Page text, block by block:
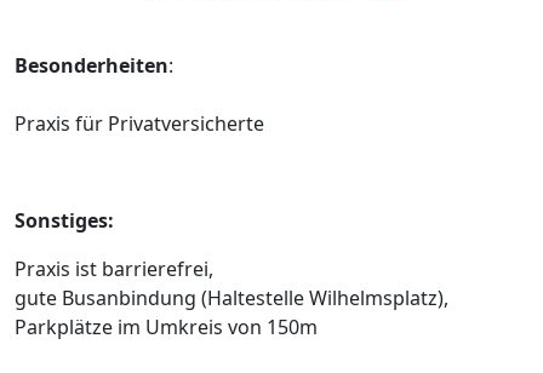
Besonderheiten:
Praxis für Privatversicherte
Sonstiges:
Praxis ist barrierefrei,
gute Busanbindung (Haltestelle Wilhelmsplatz),
Parkplätze im Umkreis von 150m